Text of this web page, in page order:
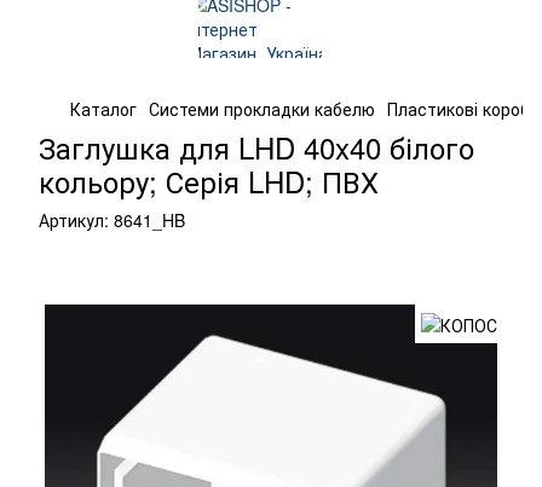
Каталог Системи прокладки кабелю Пластикові короба
Заглушка для LHD 40x40 білого
кольору; Серія LHD; ПВХ
Артикул: 8641_HB